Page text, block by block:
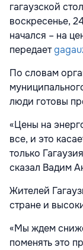
гагаузской
воскресенье,
начался – на
передает
По словам
люди готовы
«Цены на
все, и это
только
сказал Вадим
Жителей
стране и
«Мы ждем
поменять это